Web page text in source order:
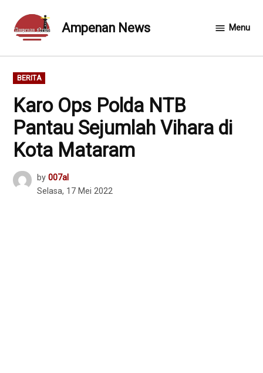
content
Ampenan News Menu
POSTED
IN
BERITA
Karo Ops Polda NTB
Pantau Sejumlah Vihara di
Kota Mataram
by 007al
Selasa, 17 Mei 2022